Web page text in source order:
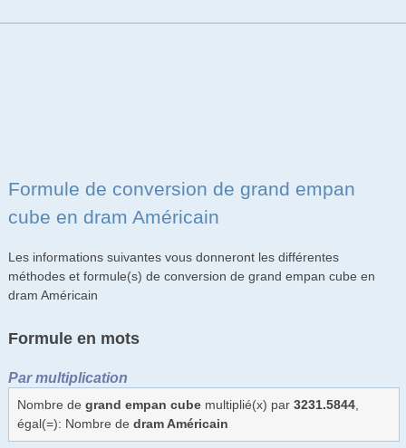
Formule de conversion de grand empan
cube en dram Américain
Les informations suivantes vous donneront les différentes
méthodes et formule(s) de conversion de grand empan cube en
dram Américain
Formule en mots
Par multiplication
Nombre de grand empan cubemultiplié(x) par 3231.5844,
égal(=): Nombre de dram Américain